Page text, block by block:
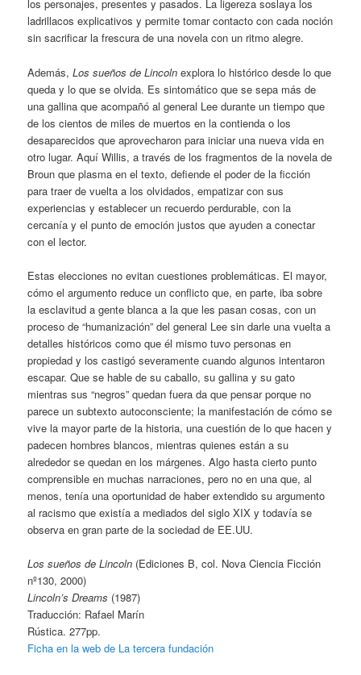
los personajes, presentes y pasados. La ligereza soslaya los
ladrillacos explicativos y permite tomar contacto con cada noción
sin sacrificar la frescura de una novela con un ritmo alegre.
Además,Los sueños de Lincoln explora lo histórico desde lo que
queda y lo que se olvida. Es sintomático que se sepa más de
una gallina que acompañó al general Lee durante un tiempo que
de los cientos de miles de muertos en la contienda o los
desaparecidos que aprovecharon para iniciar una nueva vida en
otro lugar. Aquí Willis, a través de los fragmentos de la novela de
Broun que plasma en el texto, defiende el poder de la ficción
para traer de vuelta a los olvidados, empatizar con sus
experiencias y establecer un recuerdo perdurable, con la
cercanía y el punto de emoción justos que ayuden a conectar
con el lector.
Estas elecciones no evitan cuestiones problemáticas. El mayor,
cómo el argumento reduce un conflicto que, en parte, iba sobre
la esclavitud a gente blanca a la que les pasan cosas, con un
proceso de “humanización” del general Lee sin darle una vuelta a
detalles históricos como que él mismo tuvo personas en
propiedad y los castigó severamente cuando algunos intentaron
escapar. Que se hable de su caballo, su gallina y su gato
mientras sus “negros” quedan fuera da que pensar porque no
parece un subtexto autoconsciente; la manifestación de cómo se
vive la mayor parte de la historia, una cuestión de lo que hacen y
padecen hombres blancos, mientras quienes están a su
alrededor se quedan en los márgenes. Algo hasta cierto punto
comprensible en muchas narraciones, pero no en una que, al
menos, tenía una oportunidad de haber extendido su argumento
al racismo que existía a mediados del siglo XIX y todavía se
observa en gran parte de la sociedad de EE.UU.
Los sueños de Lincoln (Ediciones B, col. Nova Ciencia Ficción
nº130, 2000)
Lincoln’s Dreams (1987)
Traducción: Rafael Marín
Rústica. 277pp.
Ficha en la web de La tercera fundación